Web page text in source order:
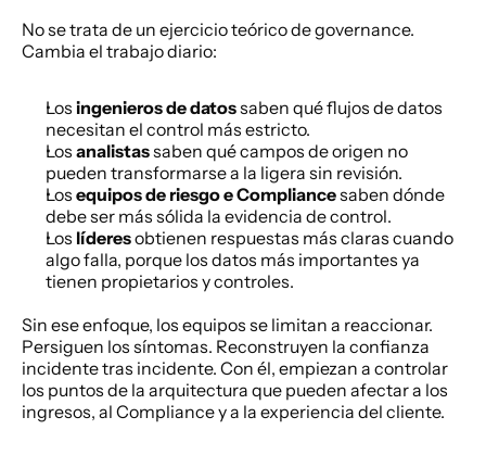
No se trata de un ejercicio teórico de governance.
Cambia el trabajo diario:
Los ingenieros de datos saben qué flujos de datos
necesitan el control más estricto.
Los analistas saben qué campos de origen no
pueden transformarse a la ligera sin revisión.
Los equipos de riesgo e Compliance saben dónde
debe ser más sólida la evidencia de control.
Los líderes obtienen respuestas más claras cuando
algo falla, porque los datos más importantes ya
tienen propietarios y controles.
Sin ese enfoque, los equipos se limitan a reaccionar.
Persiguen los síntomas. Reconstruyen la confianza
incidente tras incidente. Con él, empiezan a controlar
los puntos de la arquitectura que pueden afectar a los
ingresos, al Compliance y a la experiencia del cliente.